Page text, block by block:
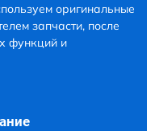
оригинальные
запчасти, после
функций и